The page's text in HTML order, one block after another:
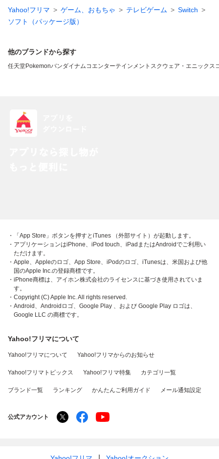
Yahoo!フリマ ゲーム、おもちゃ テレビゲーム
Switch
ソフト（パッケージ版）
他のブランドから探す
任天堂Pokemonバンダイナムコエンターテインメント スクウェア・エニックス
・「App Store」ボタンを押すとiTunes （外部サイト）が起動します。
・アプリケーションはiPhone、iPod touch、iPadまたはAndroidでご利用い
ただけます。
・Apple、Appleのロゴ、App Store、iPodのロゴ、iTunesは、米国および他
国のApple Inc.の登録商標です。
・iPhone商標は、アイホン株式会社のライセンスに基づき使用されていま
す。
・Copyright (C) Apple Inc. All rights reserved.
・Android、Androidロゴ、Google Play 、および Google Play ロゴは、
Google LLC の商標です。
Yahoo!フリマについて
Yahoo!フリマについて Yahoo!フリマからのお知らせ
Yahoo!フリマトピックス Yahoo!フリマ特集 カテゴリ一覧
ブランド一覧 ランキング かんたんご利用ガイド メール通知設定
公式アカウント